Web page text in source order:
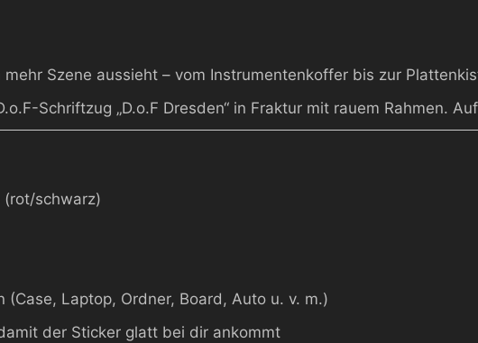
Szene aussieht – vom Instrumentenkoffer bis zur
Schriftzug „D.o.F Dresden“ in Fraktur mit rauem Rahmen.
(rot/schwarz)
(Case, Laptop, Ordner, Board, Auto u. v. m.)
der Sticker glatt bei dir ankommt